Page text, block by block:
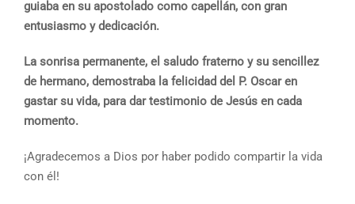
guiaba en su apostolado como capellán, con gran
entusiasmo y dedicación.
La sonrisa permanente, el saludo fraterno y su sencillez
de hermano, demostraba la felicidad del P. Oscar en
gastar su vida, para dar testimonio de Jesús en cada
momento.
¡Agradecemos a Dios por haber podido compartir la vida
con él!